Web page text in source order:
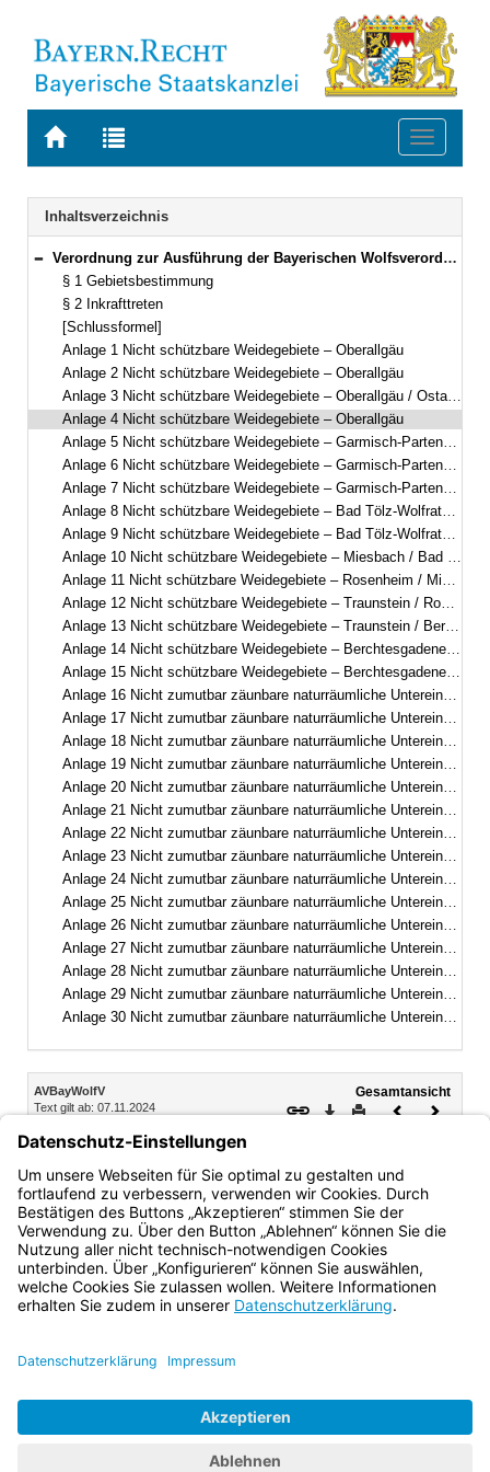
Zur
BAYERN.RECHT
Zur
letzten
Suche
Toggle
Navigation
Inhaltsverzeichnis
Bereich reduzieren
Verordnung zur Ausführung der Bayerischen Wolfsverordnung (AVBayWolfV) Vom 1. November 2024 (BayMBl. Nr. 521 ) BayVV Gliederungsnummer 791-1-15-U (§§ 1–2)
§ 1 Gebietsbestimmung
§ 2 Inkrafttreten
[Schlussformel]
Anlage 1 Nicht schützbare Weidegebiete – Oberallgäu
Anlage 2 Nicht schützbare Weidegebiete – Oberallgäu
Anlage 3 Nicht schützbare Weidegebiete – Oberallgäu / Ostallgäu
Anlage 4 Nicht schützbare Weidegebiete – Oberallgäu
Anlage 5 Nicht schützbare Weidegebiete – Garmisch-Partenkirchen / Ostallgäu
Anlage 6 Nicht schützbare Weidegebiete – Garmisch-Partenkirchen / Bad Tölz-Wolfratshausen
Anlage 7 Nicht schützbare Weidegebiete – Garmisch-Partenkirchen
Anlage 8 Nicht schützbare Weidegebiete – Bad Tölz-Wolfratshausen / Miesbach
Anlage 9 Nicht schützbare Weidegebiete – Bad Tölz-Wolfratshausen / Garmisch-Partenkirchen
Anlage 10 Nicht schützbare Weidegebiete – Miesbach / Bad Tölz-Wolfratshausen
Anlage 11 Nicht schützbare Weidegebiete – Rosenheim / Miesbach
Anlage 12 Nicht schützbare Weidegebiete – Traunstein / Rosenheim
Anlage 13 Nicht schützbare Weidegebiete – Traunstein / Berchtesgadener Land
Anlage 14 Nicht schützbare Weidegebiete – Berchtesgadener Land
Anlage 15 Nicht schützbare Weidegebiete – Berchtesgadener Land
Anlage 16 Nicht zumutbar zäunbare naturräumliche Untereinheiten – Oberallgäu
Anlage 17 Nicht zumutbar zäunbare naturräumliche Untereinheiten – Oberallgäu
Anlage 18 Nicht zumutbar zäunbare naturräumliche Untereinheiten – Oberallgäu / Ostallgäu
Anlage 19 Nicht zumutbar zäunbare naturräumliche Untereinheiten – Oberallgäu
Anlage 20 Nicht zumutbar zäunbare naturräumliche Untereinheiten – Garmisch-Partenkirchen / Ostallgäu
Anlage 21 Nicht zumutbar zäunbare naturräumliche Untereinheiten – Garmisch-Partenkirchen / Bad Tölz-Wolfratshausen
Anlage 22 Nicht zumutbar zäunbare naturräumliche Untereinheiten – Garmisch-Partenkirchen
Anlage 23 Nicht zumutbar zäunbare naturräumliche Untereinheiten – Bad Tölz-Wolfratshausen / Miesbach
Anlage 24 Nicht zumutbar zäunbare naturräumliche Untereinheiten – Bad Tölz-Wolfratshausen / Garmisch-Partenkirchen
Anlage 25 Nicht zumutbar zäunbare naturräumliche Untereinheiten – Miesbach / Bad Tölz-Wolfratshausen
Anlage 26 Nicht zumutbar zäunbare naturräumliche Untereinheiten – Rosenheim / Miesbach
Anlage 27 Nicht zumutbar zäunbare naturräumliche Untereinheiten – Traunstein / Rosenheim
Anlage 28 Nicht zumutbar zäunbare naturräumliche Untereinheiten – Traunstein / Berchtesgadener Land
Anlage 29 Nicht zumutbar zäunbare naturräumliche Untereinheiten – Berchtesgadener Land
Anlage 30 Nicht zumutbar zäunbare naturräumliche Untereinheiten – Berchtesgadener Land
Inhalt
AVBayWolfV
Text gilt ab: 07.11.2024
Gesamtansicht
Download
DruckenVorheriges
Anlage 4 Nicht schützbare Weidegebiete – Oberallgäu
Anlage 4: Nicht schützbare Weidegebiete – Oberallgäu
Bayern.de
BayernPortal
Impressum